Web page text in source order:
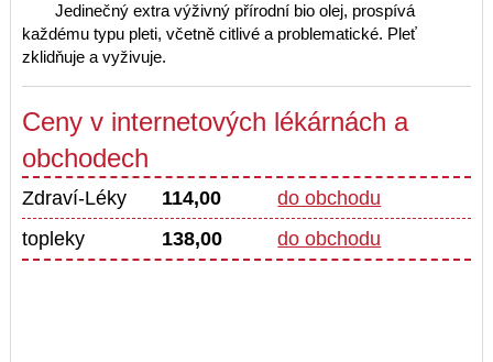
Jedinečný extra výživný přírodní bio olej, prospívá
každému typu pleti, včetně citlivé a problematické. Pleť
zklidňuje a vyživuje.
Ceny v internetových lékárnách a
obchodech
Zdraví-Léky 114,00
do obchodu
topleky
138,00 do obchodu